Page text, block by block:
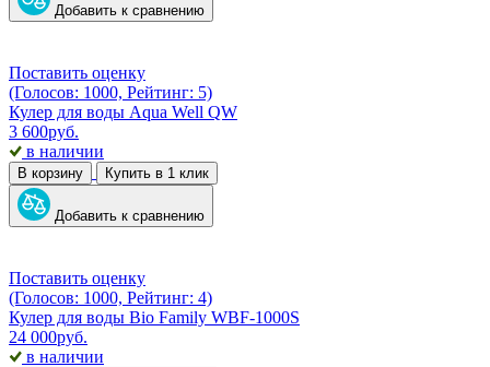
Добавить к сравнению
Поставить оценку
(Голосов: 1000, Рейтинг: 5)
Кулер для воды Aqua Well QW
3 600руб.
в наличии
В корзину Купить в 1 клик
Добавить к сравнению
Поставить оценку
(Голосов: 1000, Рейтинг: 4)
Кулер для воды Bio Family WBF-1000S
24 000руб.
в наличии